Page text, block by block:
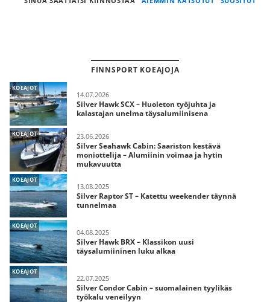
FINNSPORT KOEAJOJA
KOEAJOT
14.07.2026
Silver Hawk SCX – Huoleton työjuhta ja
kalastajan unelma täysalumiinisena
KOEAJOT 23.06.2026
Silver Seahawk Cabin: Saariston kestävä
moniottelija – Alumiinin voimaa ja hytin
mukavuutta
KOEAJOT
13.08.2025
Silver Raptor ST – Katettu weekender täynnä
tunnelmaa
KOEAJOT
04.08.2025
Silver Hawk BRX – Klassikon uusi
täysalumiininen luku alkaa
KOEAJOT
22.07.2025
Silver Condor Cabin – suomalainen tyylikäs
työkalu veneilyyn